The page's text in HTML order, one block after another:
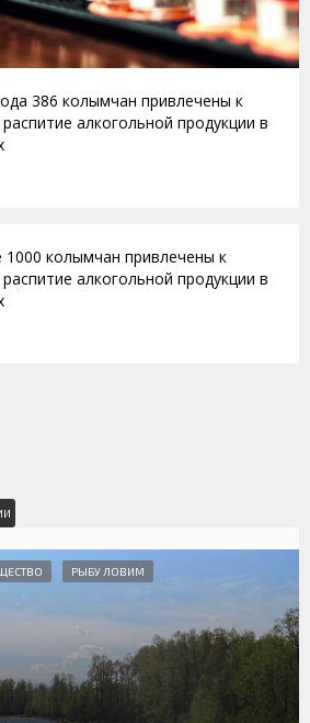
386 колымчан привлечены к
алкогольной продукции в
1000 колымчан привлечены к
алкогольной продукции в
РЫБУ ЛОВИМ